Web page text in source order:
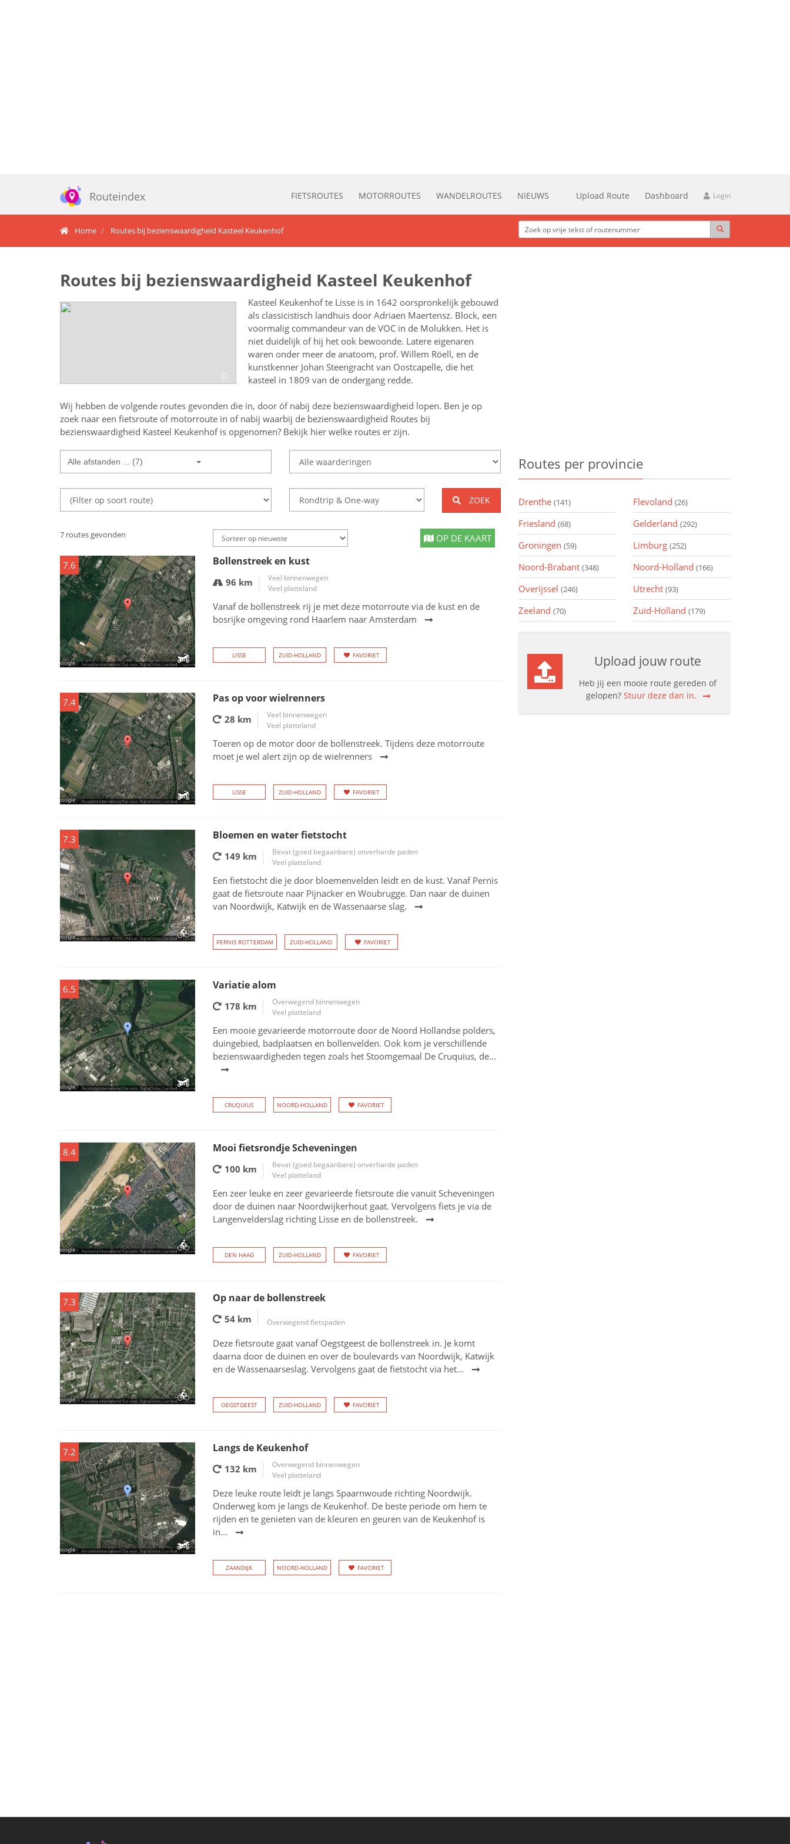
Routeindex FIETSROUTES MOTORROUTES WANDELROUTES NIEUWS Upload Route Dashboard Login
Home Routes bij bezienswaardigheid Kasteel Keukenhof
Routes bij bezienswaardigheid Kasteel Keukenhof
©
Kasteel Keukenhof te Lisse is in 1642 oorspronkelijk gebouwd
als classicistisch landhuis door Adriaen Maertensz. Block, een
voormalig commandeur van de VOC in de Molukken. Het is
niet duidelijk of hij het ook bewoonde. Latere eigenaren
waren onder meer de anatoom, prof. Willem Röell, en de
kunstkenner Johan Steengracht van Oostcapelle, die het
kasteel in 1809 van de ondergang redde.
Wij hebben de volgende routes gevonden die in, door óf nabij deze bezienswaardigheid lopen. Ben je op
zoek naar een fietsroute of motorroute in of nabij waarbij de bezienswaardigheid Routes bij
bezienswaardigheid Kasteel Keukenhofis opgenomen? Bekijk hier welke routes er zijn.
Alle afstanden ... (7)
ZOEK
7 routes gevonden OP DE KAART
7.6 Bollenstreek en kust
96 km
Veel binnenwegen
Veel platteland
Vanaf de bollenstreek rij je met deze motorroute via de kust en de
bosrijke omgeving rond Haarlem naar Amsterdam
LISSE ZUID-HOLLAND FAVORIET
7.4 Pas op voor wielrenners
28 km
Veel binnenwegen
Veel platteland
Toeren op de motor door de bollenstreek. Tijdens deze motorroute
moet je wel alert zijn op de wielrenners
LISSE ZUID-HOLLAND FAVORIET
7.3 Bloemen en water fietstocht
149 km
Bevat (goed begaanbare) onverharde paden
Veel platteland
Een fietstocht die je door bloemenvelden leidt en de kust. Vanaf Pernis
gaat de fietsroute naar Pijnacker en Woubrugge. Dan naar de duinen
van Noordwijk, Katwijk en de Wassenaarse slag.
PERNIS ROTTERDAM ZUID-HOLLAND FAVORIET
6.5 Variatie alom
178 km
Overwegend binnenwegen
Veel platteland
Een mooie gevarieerde motorroute door de Noord Hollandse polders,
duingebied, badplaatsen en bollenvelden. Ook kom je verschillende
bezienswaardigheden tegen zoals het Stoomgemaal De Cruquius, de...
CRUQUIUS NOORD-HOLLAND FAVORIET
8.4 Mooi fietsrondje Scheveningen
100 km
Bevat (goed begaanbare) onverharde paden
Veel platteland
Een zeer leuke en zeer gevarieerde fietsroute die vanuit Scheveningen
door de duinen naar Noordwijkerhout gaat. Vervolgens fiets je via de
Langenvelderslag richting Lisse en de bollenstreek.
DEN HAAG ZUID-HOLLAND FAVORIET
7.3 Op naar de bollenstreek
54 km Overwegend fietspaden
Deze fietsroute gaat vanaf Oegstgeest de bollenstreek in. Je komt
daarna door de duinen en over de boulevards van Noordwijk, Katwijk
en de Wassenaarseslag. Vervolgens gaat de fietstocht via het...
OEGSTGEEST ZUID-HOLLAND FAVORIET
7.2 Langs de Keukenhof
132 km
Overwegend binnenwegen
Veel platteland
Deze leuke route leidt je langs Spaarnwoude richting Noordwijk.
Onderweg kom je langs de Keukenhof. De beste periode om hem te
rijden en te genieten van de kleuren en geuren van de Keukenhof is
in...
ZAANDIJK NOORD-HOLLAND FAVORIET
Routes per provincie
Drenthe (141) Flevoland (26)
Friesland (68) Gelderland (292)
Groningen (59) Limburg (252)
Noord-Brabant (348) Noord-Holland (166)
Overijssel (246) Utrecht (93)
Zeeland (70) Zuid-Holland (179)
Upload jouw route
Heb jij een mooie route gereden of
gelopen? Stuur deze dan in.